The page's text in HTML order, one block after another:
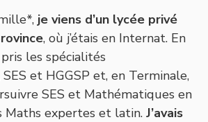
je viens d’un lycée privé
, où j’étais en Internat. En
pris les spécialités
et HGGSP et, en Terminale,
SES et Mathématiques en
Maths expertes et latin. J’avais